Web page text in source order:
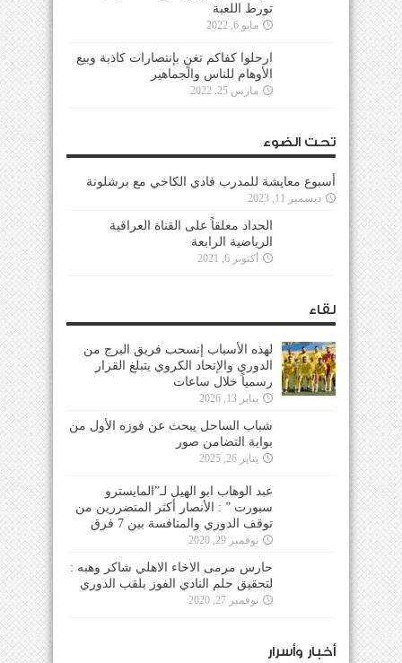
تورط اللعبة
مايو 6, 2022
ارحلوا كفاكم تغنٍ بإنتصارات كاذبة وبيع
الأوهام للناس والجماهير
مارس 25, 2022
تحت الضوء
أسبوع معايشة للمدرب فادي الكاخي مع برشلونة
ديسمبر 11, 2023
الحداد معلقاً على القناة العراقية
الرياضية الرابعة
أكتوبر 6, 2021
لقاء
لهذه الأسباب إنسحب فريق البرج من
الدوري والإتحاد الكروي يتبلغ القرار
رسمياً خلال ساعات
يناير 13, 2026
شباب الساحل يبحث عن فوزه الأول من
بوابة التضامن صور
يناير 26, 2025
عبد الوهاب ابو الهيل لـ”المايسترو
سبورت ” : الأنصار أكثر المتضررين من
توقف الدوري والمنافسة بين 7 فرق
نوفمبر 29, 2020
حارس مرمى الاخاء الاهلي شاكر وهبه :
لتحقيق حلم النادي الفوز بلقب الدوري
نوفمبر 27, 2020
أخبار وأسرار